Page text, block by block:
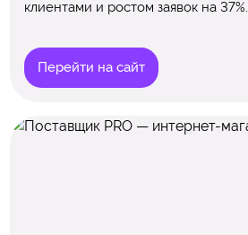
клиентами и ростом заявок на 37%.
Перейти на сайт